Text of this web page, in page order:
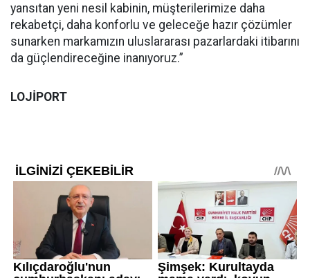
yansıtan yeni nesil kabinin, müşterilerimize daha
rekabetçi, daha konforlu ve geleceğe hazır çözümler
sunarken markamızın uluslararası pazarlardaki itibarını
da güçlendireceğine inanıyoruz.”
LOJİPORT